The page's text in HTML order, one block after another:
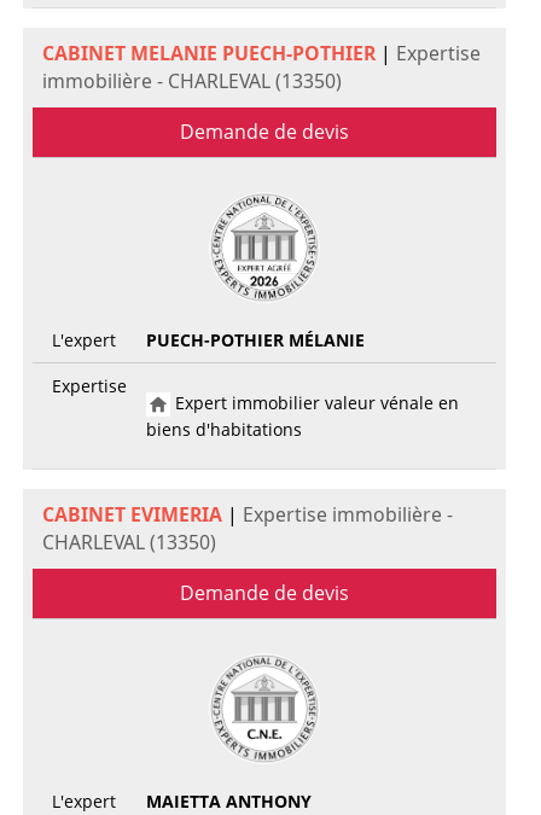
CABINET MELANIE PUECH-POTHIER| Expertise
immobilière - CHARLEVAL (13350)
Demande de devis
L'expert
PUECH-POTHIER MÉLANIE
Expertise
Expert immobilier valeur vénale en
biens d'habitations
CABINET EVIMERIA| Expertise immobilière -
CHARLEVAL (13350)
Demande de devis
L'expert
MAIETTA ANTHONY